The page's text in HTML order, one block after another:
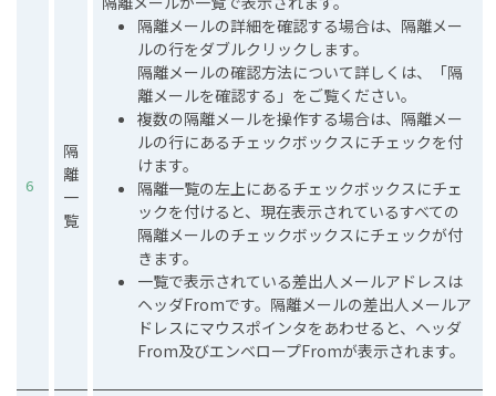
6
隔
離
一
覧
隔離メールの詳細を確認する場合は、隔離メー
ルの行をダブルクリックします。
隔離メールの確認方法について詳しくは、「隔
離メールを確認する」をご覧ください。
複数の隔離メールを操作する場合は、隔離メー
ルの行にあるチェックボックスにチェックを付
けます。
隔離一覧の左上にあるチェックボックスにチェ
ックを付けると、現在表示されているすべての
隔離メールのチェックボックスにチェックが付
きます。
一覧で表示されている差出人メールアドレスは
ヘッダFromです。隔離メールの差出人メールア
ドレスにマウスポインタをあわせると、ヘッダ
From及びエンベロープFromが表示されます。